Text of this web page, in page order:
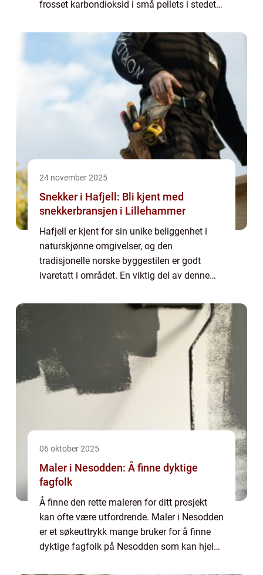
frosset karbondioksid i små pellets i stedet
24 november 2025
Snekker i Hafjell: Bli kjent med
snekkerbransjen i Lillehammer
Hafjell er kjent for sin unike beliggenhet i
naturskjønne omgivelser, og den
tradisjonelle norske byggestilen er godt
ivaretatt i området. En viktig del av denne
av lokale håndverkere. Me...
06 oktober 2025
Maler i Nesodden: Å finne dyktige
fagfolk
Å finne den rette maleren for ditt prosjekt
kan ofte være utfordrende. Maler i Nesodden
er et søkeuttrykk mange bruker for å finne
dyktige fagfolk på Nesodden som kan hjelpe